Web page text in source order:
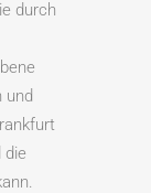
durch
und
die